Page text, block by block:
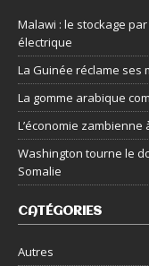
Malawi : le stockage
électrique
La Guinée réclame ses
La gomme arabique
L’économie zambienne
Washington tourne le
Somalie
CATÉGORIES
Autres